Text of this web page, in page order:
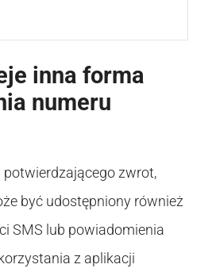
inna forma
numeru
potwierdzającego zwrot,
być udostępniony również
SMS lub powiadomienia
z aplikacji